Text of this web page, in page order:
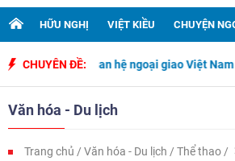
HỮU NGHỊ VIỆT KIỀU CHUYỆN
CHUYÊN ĐỀ:
hệ ngoại giao Việt Nam - Philippines
Văn hóa - Du lịch
Trang chủ Văn hóa - Du lịch Thể thao